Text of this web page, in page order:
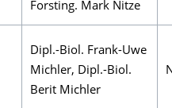
Forsting. Mark Nitze
Dipl.-Biol. Frank-Uwe
Michler, Dipl.-Biol.
Berit Michler